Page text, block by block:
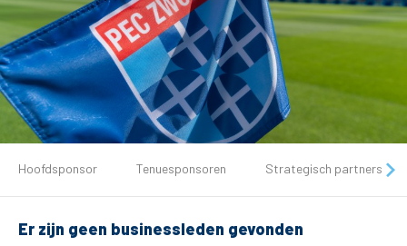
Tickets
Matchdays
Hoofdsponsor Tenuesponsoren Strategisch partners
Er zijn geen businessleden gevonden